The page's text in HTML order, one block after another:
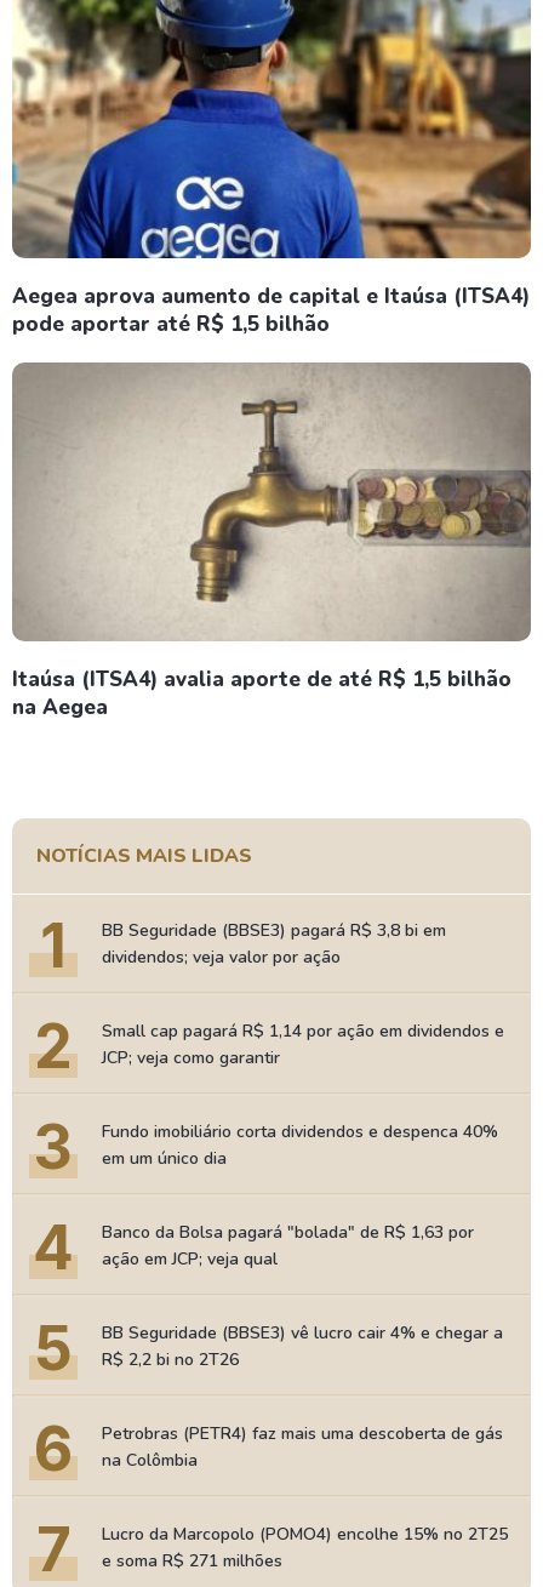
Aegea aprova aumento de capital e Itaúsa (ITSA4)
pode aportar até R$ 1,5 bilhão
Itaúsa (ITSA4) avalia aporte de até R$ 1,5 bilhão
na Aegea
NOTÍCIAS MAIS LIDAS
1
BB Seguridade (BBSE3) pagará R$ 3,8 bi em
dividendos; veja valor por ação
2
Small cap pagará R$ 1,14 por ação em dividendos e
JCP; veja como garantir
3
Fundo imobiliário corta dividendos e despenca 40%
em um único dia
4
Banco da Bolsa pagará "bolada" de R$ 1,63 por
ação em JCP; veja qual
5
BB Seguridade (BBSE3) vê lucro cair 4% e chegar a
R$ 2,2 bi no 2T26
6
Petrobras (PETR4) faz mais uma descoberta de gás
na Colômbia
7
Lucro da Marcopolo (POMO4) encolhe 15% no 2T25
e soma R$ 271 milhões